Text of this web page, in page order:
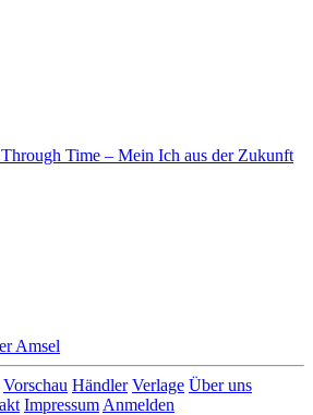
Time – Mein Ich aus der Zukunft
Amsel
Vorschau Händler Verlage Über uns
Impressum Anmelden